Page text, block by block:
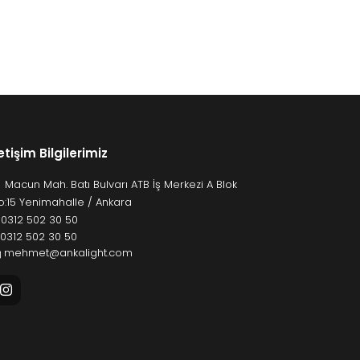
Bilgilerimiz
Macun Mah. Batı Bulvarı ATB İş Merkezi A Blok
Yenimahalle / Ankara
0312 502 30 50
0312 502 30 50
mehmet@ankalight.com